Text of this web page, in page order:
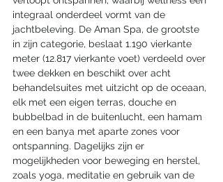
integraal onderdeel vormt van de
jachtbeleving. De Aman Spa, de grootste
in zijn categorie, beslaat 1.190 vierkante
meter (12.817 vierkante voet) verdeeld over
twee dekken en beschikt over acht
behandelsuites met uitzicht op de oceaan,
elk met een eigen terras, douche en
bubbelbad in de buitenlucht, een hamam
en een banya met aparte zones voor
ontspanning. Dagelijks zijn er
mogelijkheden voor beweging en herstel,
zoals yoga, meditatie en gebruik van de